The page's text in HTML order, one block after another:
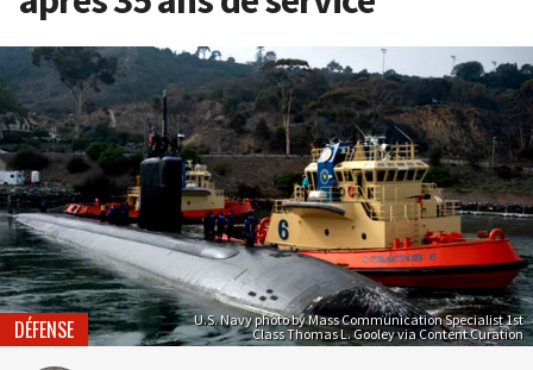
U.S. Navy photo by Mass Communication Specialist 1st
Class Thomas L. Gooley via Content Curation
DÉFENSE